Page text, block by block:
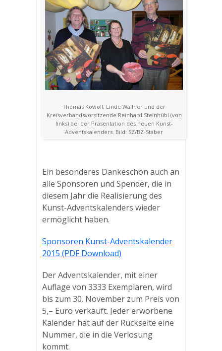
Thomas Kowoll, Linde Wallner und der
Kreisverbandsvorsitzende Reinhard Steinhübl (von
links) bei der Präsentation des neuen Kunst-
Adventskalenders. Bild: SZ/BZ-Staber
Ein besonderes Dankeschön auch an
alle Sponsoren und Spender, die in
diesem Jahr die Realisierung des
Kunst-Adventskalenders wieder
ermöglicht haben.
Sponsoren Kunst-Adventskalender
2015 (PDF Download)
Der Adventskalender, mit einer
Auflage von 3333 Exemplaren, wird
bis zum 30. November zum Preis von
5,– Euro verkauft. Jeder erworbene
Kalender hat auf der Rückseite eine
Nummer, die in die Verlosung
kommt.